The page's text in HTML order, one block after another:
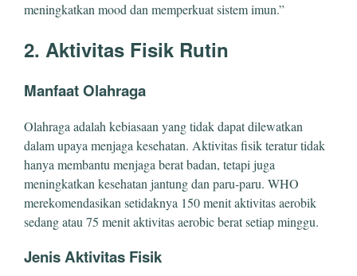
meningkatkan mood dan memperkuat sistem imun.”
2. Aktivitas Fisik Rutin
Manfaat Olahraga
Olahraga adalah kebiasaan yang tidak dapat dilewatkan
dalam upaya menjaga kesehatan. Aktivitas fisik teratur tidak
hanya membantu menjaga berat badan, tetapi juga
meningkatkan kesehatan jantung dan paru-paru. WHO
merekomendasikan setidaknya 150 menit aktivitas aerobik
sedang atau 75 menit aktivitas aerobic berat setiap minggu.
Jenis Aktivitas Fisik